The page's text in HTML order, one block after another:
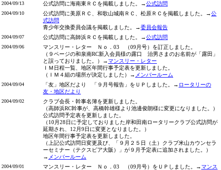
2004/09/13 公式訪問に海南東ＲＣを掲載しました。→公式訪問
2004/09/10 公式訪問に美原ＲＣ、和歌山城南ＲＣ、松原ＲＣを掲載しました。→公
式訪問
青少年交換委員会議を掲載しました。→委員会報告
2004/09/07 公式訪問に高師浜ＲＣを掲載しました。→公式訪問
2004/09/06
マンスリー・レター Ｎｏ．03 （09月号）を訂正しました。
（９ページの和泉南RC新入会員様の露口 治男さまのお名前が「露田」
と誤っておりました。）→マンスリー・レター
ＩＭ日程一覧、地区年間行事予定表を更新しました。
（ＩＭ４組の場所が決定しました）→ メンバールーム
2004/09/04 「友」地区だより 「９月号報告」をＵＰしました。→ ロータリーの
友・地区だより
2004/09/02
クラブ会長・幹事名簿を更新しました。
（高師浜RC幹事が、高橋幹雄様より池邊俊朗様に変更になりました。）
公式訪問予定表を更新しました。
（10月28日に予定しておりました岸和田南ロータリークラブ公式訪問が
延期され、12月9日に変更となりました。）
地区年間行事予定表を更新しました。
（上記公式訪問日変更及び、「９月２５日（土）クラブ米山カウンセラ
ーセミナー（テクスピア大阪）」が９月予定表に追加されました。）
→ メンバールーム
2004/09/01 マンスリー・レター Ｎｏ．03 （09月号）をＵＰしました。→マンス